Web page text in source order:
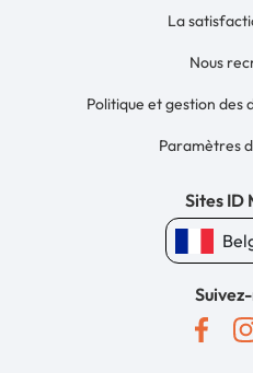
La
Nous
Politique et gestion des
Paramètres
Sites ID